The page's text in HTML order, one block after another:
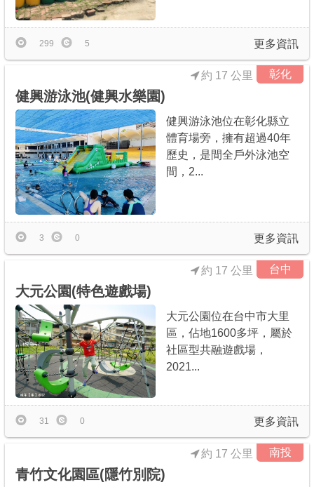
更多資訊
299 5
彰化
健興游泳池(健興水樂園)
約 17 公里
健興游泳池位在彰化縣立
體育場旁，擁有超過40年
歷史，是間全戶外泳池空
間，2...
更多資訊
3 0
台中
大元公園(特色遊戲場)
約 17 公里
大元公園位在台中市大里
區，佔地1600多坪，屬於
社區型共融遊戲場，
2021...
更多資訊
31 0
南投
青竹文化園區(隱竹別院)
約 17 公里